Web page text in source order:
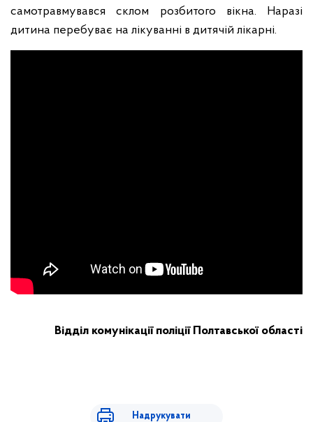
самотравмувався склом розбитого вікна. Наразі
дитина перебуває на лікуванні в дитячій лікарні.
Відділ комунікації поліції Полтавської області
Надрукувати